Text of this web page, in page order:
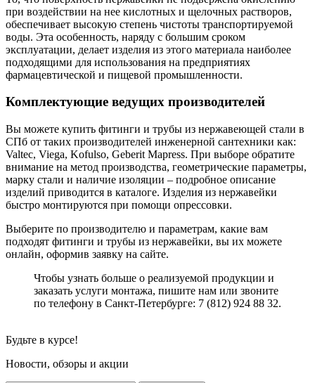
при воздействии на нее кислотных и щелочных растворов,
обеспечивает высокую степень чистоты транспортируемой
воды. Эта особенность, наряду с большим сроком
эксплуатации, делает изделия из этого материала наиболее
подходящими для использования на предприятиях
фармацевтической и пищевой промышленности.
Комплектующие ведущих производителей
Вы можете купить фитинги и трубы из нержавеющей стали в
СПб от таких производителей инженерной сантехники как:
Valtec, Viega, Kofulso, Geberit Mapress. При выборе обратите
внимание на метод производства, геометрические параметры,
марку стали и наличие изоляции – подробное описание
изделий приводится в каталоге. Изделия из нержавейки
быстро монтируются при помощи опрессовки.
Выберите по производителю и параметрам, какие вам
подходят фитинги и трубы из нержавейки, вы их можете
онлайн, оформив заявку на сайте.
Чтобы узнать больше о реализуемой продукции и
заказать услуги монтажа, пишите нам или звоните
по телефону в Санкт-Петербурге: 7 (812) 924 88 32.
Будьте в курсе!
Новости, обзоры и акции